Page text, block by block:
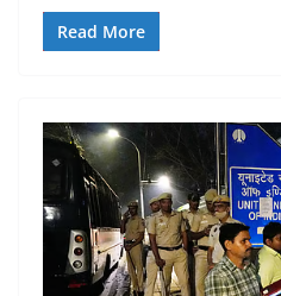
Read More